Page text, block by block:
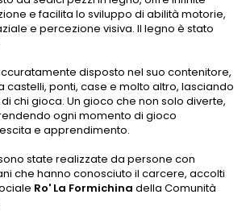
e facilita lo sviluppo di abilità motorie,
e percezione visiva. Il legno è stato
disposto nel suo contenitore,
castelli, ponti, case e molto altro, lasciando
chi gioca. Un gioco che non solo diverte,
ogni momento di gioco
e apprendimento.
state realizzate da persone con
che hanno conosciuto il carcere, accolti
Ro' La Formichina della Comunità